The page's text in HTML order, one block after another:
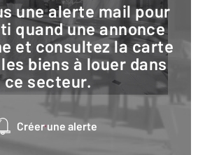
quand une annonce
et consultez la carte
biens à louer dans
ce secteur.
Créer une alerte